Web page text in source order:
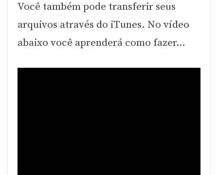
Você também pode transferir seus
arquivos através do iTunes. No vídeo
abaixo você aprenderá como fazer…